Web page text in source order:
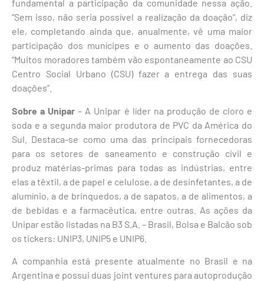
fundamental a participação da comunidade nessa ação.
“Sem isso, não seria possível a realização da doação”, diz
ele, completando ainda que, anualmente, vê uma maior
participação dos munícipes e o aumento das doações.
“Muitos moradores também vão espontaneamente ao CSU
Centro Social Urbano (CSU) fazer a entrega das suas
doações”.
Sobre a Unipar – A Unipar é líder na produção de cloro e
soda e a segunda maior produtora de PVC da América do
Sul. Destaca-se como uma das principais fornecedoras
para os setores de saneamento e construção civil e
produz matérias-primas para todas as indústrias, entre
elas a têxtil, a de papel e celulose, a de desinfetantes, a de
alumínio, a de brinquedos, a de sapatos, a de alimentos, a
de bebidas e a farmacêutica, entre outras. As ações da
Unipar estão listadas na B3 S.A. – Brasil, Bolsa e Balcão sob
os tickers: UNIP3, UNIP5 e UNIP6.
A companhia está presente atualmente no Brasil e na
Argentina e possui duas joint ventures para autoprodução